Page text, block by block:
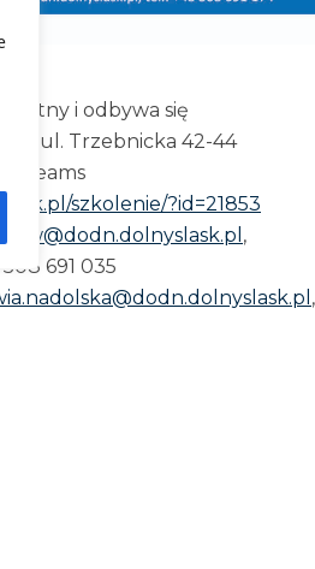
i odbywa się
ul. Trzebnicka 42-44
Teams
szkolenie/?id=21853
,
691 035
,